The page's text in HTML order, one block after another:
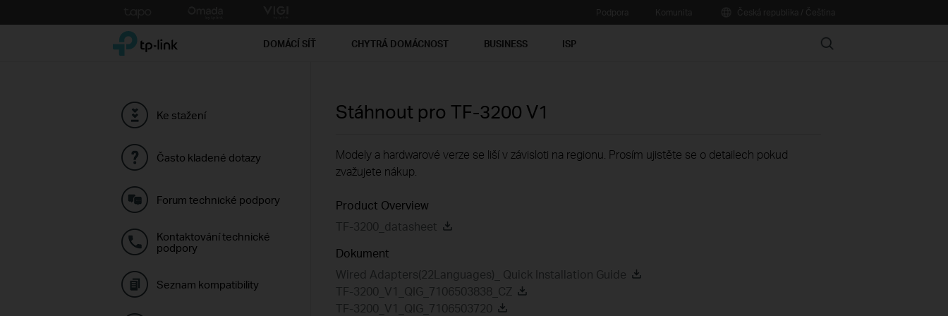
to
TP-Link, Reliably Smart DOMÁCÍ SÍŤ CHYTRÁ DOMÁCNOST BUSINESS ISP Search
Ke stažení
Často kladené dotazy
Forum technické podpory
Kontaktování technické
podpory
Seznam kompatibility
Stáhnout pro TF-3200 V1
Modely a hardwarové verze se liší v závisloti na regionu. Prosím ujistěte se o detailech pokud
zvažujete nákup.
Product Overview
TF-3200_datasheet
Dokument
Wired Adapters(22Languages)_ Quick Installation Guide
TF-3200_V1_QIG_7106503838_CZ
TF-3200_V1_QIG_7106503720